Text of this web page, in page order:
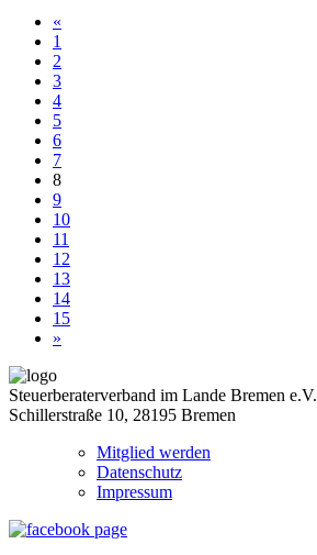
«
1
2
3
4
5
6
7
8
9
10
11
12
13
14
15
»
Steuerberaterverband im Lande Bremen e.V.
Schillerstraße 10, 28195 Bremen
Mitglied werden
Datenschutz
Impressum